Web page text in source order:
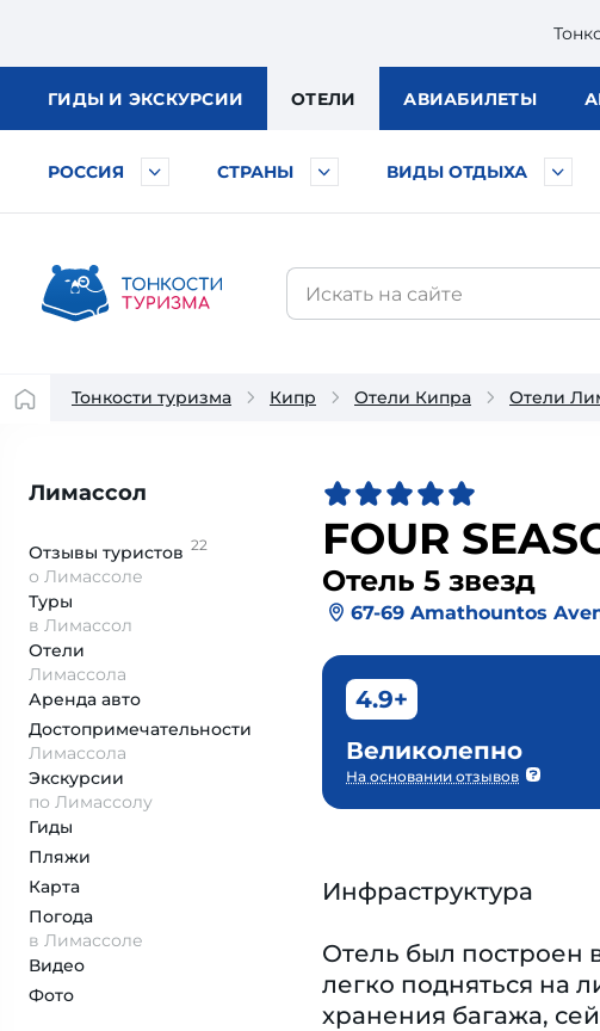
ГИДЫ И ЭКСКУРСИИ ОТЕЛИ АВИАБИЛЕТЫ
РОССИЯ СТРАНЫ ВИДЫ ОТДЫХА
Тонкости туризма Кипр Отели Кипра Отели
Лимассол
Отзывы туристов 22
о Лимассоле
Туры
в Лимассол
Отели
Лимассола
Аренда авто
Достопримеча­тельности
Лимассола
Экскурсии
по Лимассолу
Гиды
Пляжи
Карта
Погода
в Лимассоле
Видео
Фото
FOUR
Отель 5 звезд
67-69 Amathountos
4.9+
Великолепно
На основании отзывов
Инфраструктура
Отель был построен
легко подняться на
хранения багажа,